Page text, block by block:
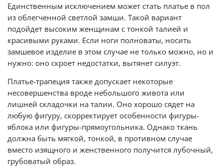
Единственным исключением может стать платье в пол
из облегченной светлой замши. Такой вариант
подойдет высоким женщинам с тонкой талией и
красивыми руками. Если ноги полноваты, носить
замшевое изделие в этом случае не только можно, но и
нужно: оно скроет недостатки, вытянет силуэт.
Платье-трапеция также допускает некоторые
несовершенства вроде небольшого живота или
лишней складочки на талии. Оно хорошо сядет на
любую фигуру, скорректирует особенности фигуры-
яблока или фигуры-прямоугольника. Однако ткань
должна быть мягкой, тонкой, в противном случае
вместо изящного и женственного получится лубочный,
грубоватый образ.